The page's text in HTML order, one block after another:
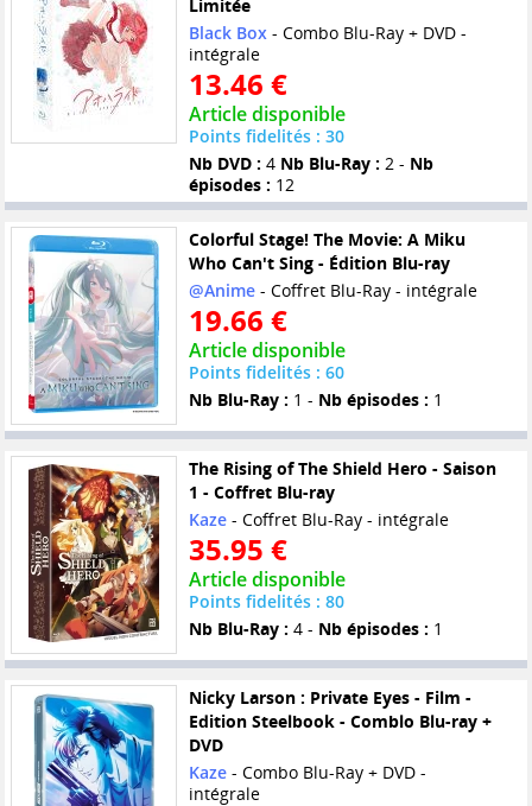
Limitée
Black Box- Combo Blu-Ray + DVD -
intégrale
13.46 €
Article disponible
Points fidelités : 30
Nb DVD : 4 Nb Blu-Ray : 2 - Nb
épisodes : 12
Colorful Stage! The Movie: A Miku
Who Can't Sing - Édition Blu-ray
@Anime- Coffret Blu-Ray - intégrale
19.66 €
Article disponible
Points fidelités : 60
Nb Blu-Ray : 1 - Nb épisodes : 1
The Rising of The Shield Hero - Saison
1 - Coffret Blu-ray
Kaze- Coffret Blu-Ray - intégrale
35.95 €
Article disponible
Points fidelités : 80
Nb Blu-Ray : 4 - Nb épisodes : 1
Nicky Larson : Private Eyes - Film -
Edition Steelbook - Comblo Blu-ray +
DVD
Kaze- Combo Blu-Ray + DVD -
intégrale